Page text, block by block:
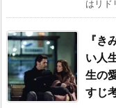
はリド
『き
い人
生の
すじ